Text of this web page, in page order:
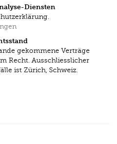
Diensten
gekommene Verträge
Recht. Ausschliesslicher
ist Zürich, Schweiz.